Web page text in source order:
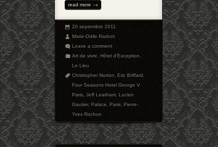
read more
20 septembre 2011
Marie-Odile Radom
Leave a comment
Art de vivre,Hôtel d'Exception,
Le Lieu
Christopher Norton,Eric Briffard,
Four Seasons Hotel George V
Paris,Jeff Leatham,Lucien
Gautier,Palace,Paris,Pierre-
Yves Rochon